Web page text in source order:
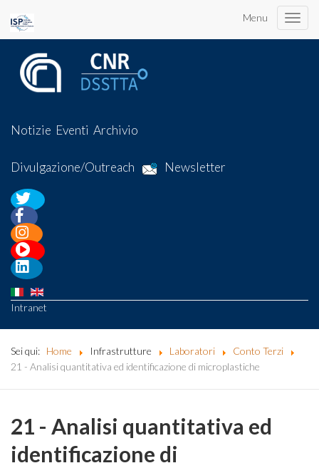
Menu
Toggle
Notizie Eventi Archivio
Divulgazione/Outreach Newsletter
Intranet
Sei qui: Home Infrastrutture Laboratori
Conto Terzi
21 - Analisi quantitativa ed identificazione di microplastiche
21 - Analisi quantitativa ed
identificazione di